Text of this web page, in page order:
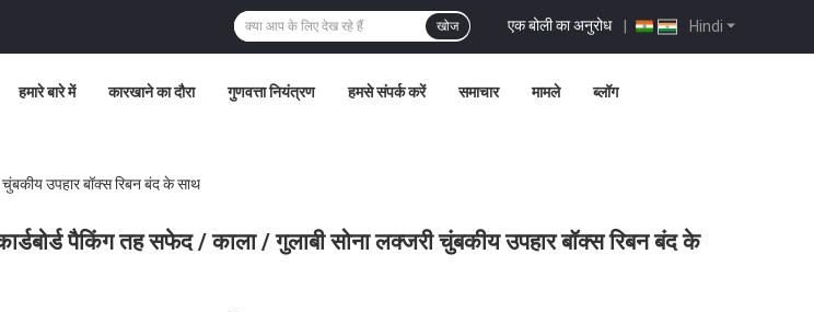
Hindi
एक बोली का अनुरोध |
खोज
हमारे बारे में कारखाने का दौरा गुणवत्ता नियंत्रण हमसे संपर्क करें समाचार मामले ब्लॉग
उपहार बॉक्स रिबन बंद के साथ
पैकिंग तह सफेद / काला / गुलाबी सोना लक्जरी चुंबकीय उपहार बॉक्स रिबन बंद के